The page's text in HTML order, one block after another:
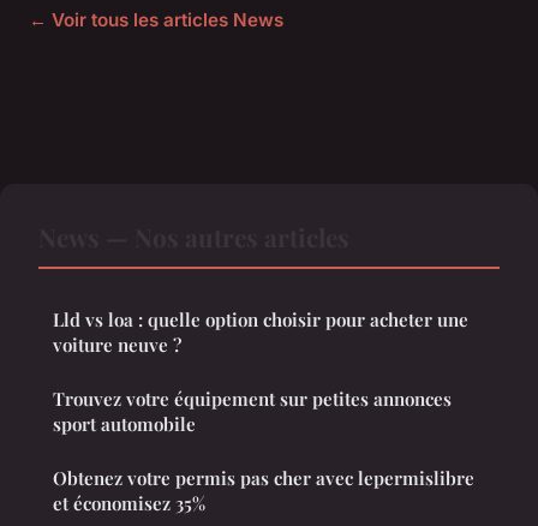
← Voir tous les articles News
Lld vs loa : quelle option choisir pour acheter une
voiture neuve ?
Trouvez votre équipement sur petites annonces
sport automobile
Obtenez votre permis pas cher avec lepermislibre
et économisez 35%